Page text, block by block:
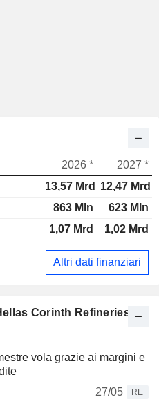
Corinth Refineries
vola grazie ai margini e
27/05
RE
2026 *
2027 *
13,57 Mrd
12,47 Mrd
863 Mln
623 Mln
1,07 Mrd 1,02 Mrd
Altri dati finanziari